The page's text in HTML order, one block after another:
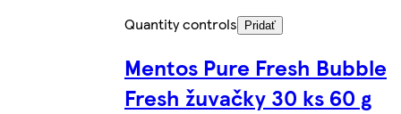
Quantity controls
Pridať
Mentos Pure Fresh Bubble
Fresh žuvačky 30 ks 60 g